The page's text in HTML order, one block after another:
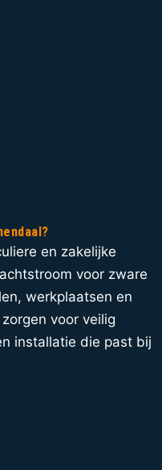
en zakelijke
voor zware
werkplaatsen en
voor veilig
installatie die past bij